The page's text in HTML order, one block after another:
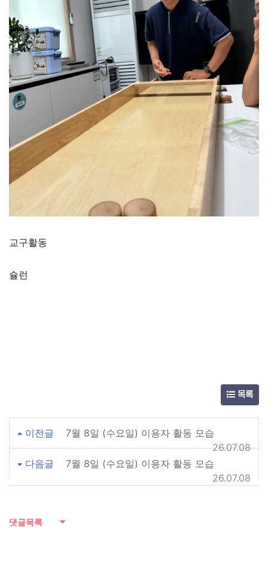
교구활동
슐런
목록
이전글
7월 8일 (수요일) 이용자 활동 모습
26.07.08
다음글
7월 8일 (수요일) 이용자 활동 모습
26.07.08
댓글목록